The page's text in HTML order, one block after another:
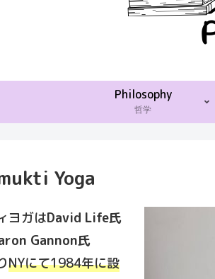
Philosophy
哲学
Yoga
ヨガはDavid Life氏
Gannon氏
NYにて1984年に設